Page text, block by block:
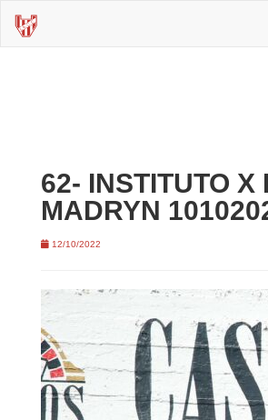
62- INSTITUTO X
MADRYN
12/10/2022